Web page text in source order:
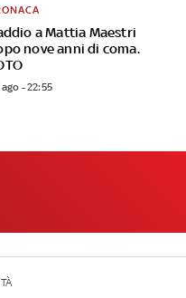
a Mattia Maestri
nove anni di coma.
- 22:55